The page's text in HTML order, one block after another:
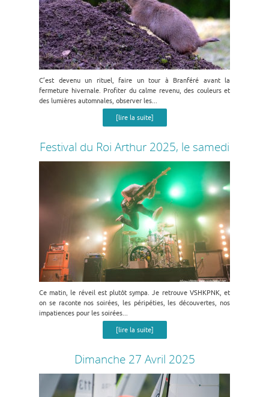
C’est devenu un rituel, faire un tour à Branféré avant la
fermeture hivernale. Profiter du calme revenu, des couleurs et
des lumières automnales, observer les...
[lire la suite]
Festival du Roi Arthur 2025, le samedi
Ce matin, le réveil est plutôt sympa. Je retrouve VSHKPNK, et
on se raconte nos soirées, les péripéties, les découvertes, nos
impatiences pour les soirées...
[lire la suite]
Dimanche 27 Avril 2025